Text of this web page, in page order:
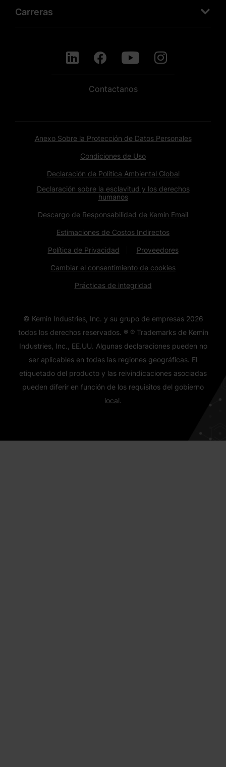
Carreras
Contactanos
Anexo Sobre la Protección de Datos Personales
Condiciones de Uso
Declaración de Política Ambiental Global
Declaración sobre la esclavitud y los derechos
humanos
Descargo de Responsabilidad de Kemin Email
Estimaciones de Costos Indirectos
Política de Privacidad Proveedores
Cambiar el consentimiento de cookies
Prácticas de integridad
© Kemin Industries, Inc. y su grupo de empresas 2026
todos los derechos reservados. ® ® Trademarks de Kemin
Industries, Inc., EE.UU. Algunas declaraciones pueden no
ser aplicables en todas las regiones geográficas. El
etiquetado del producto y las reivindicaciones asociadas
pueden diferir en función de los requisitos del gobierno
local.